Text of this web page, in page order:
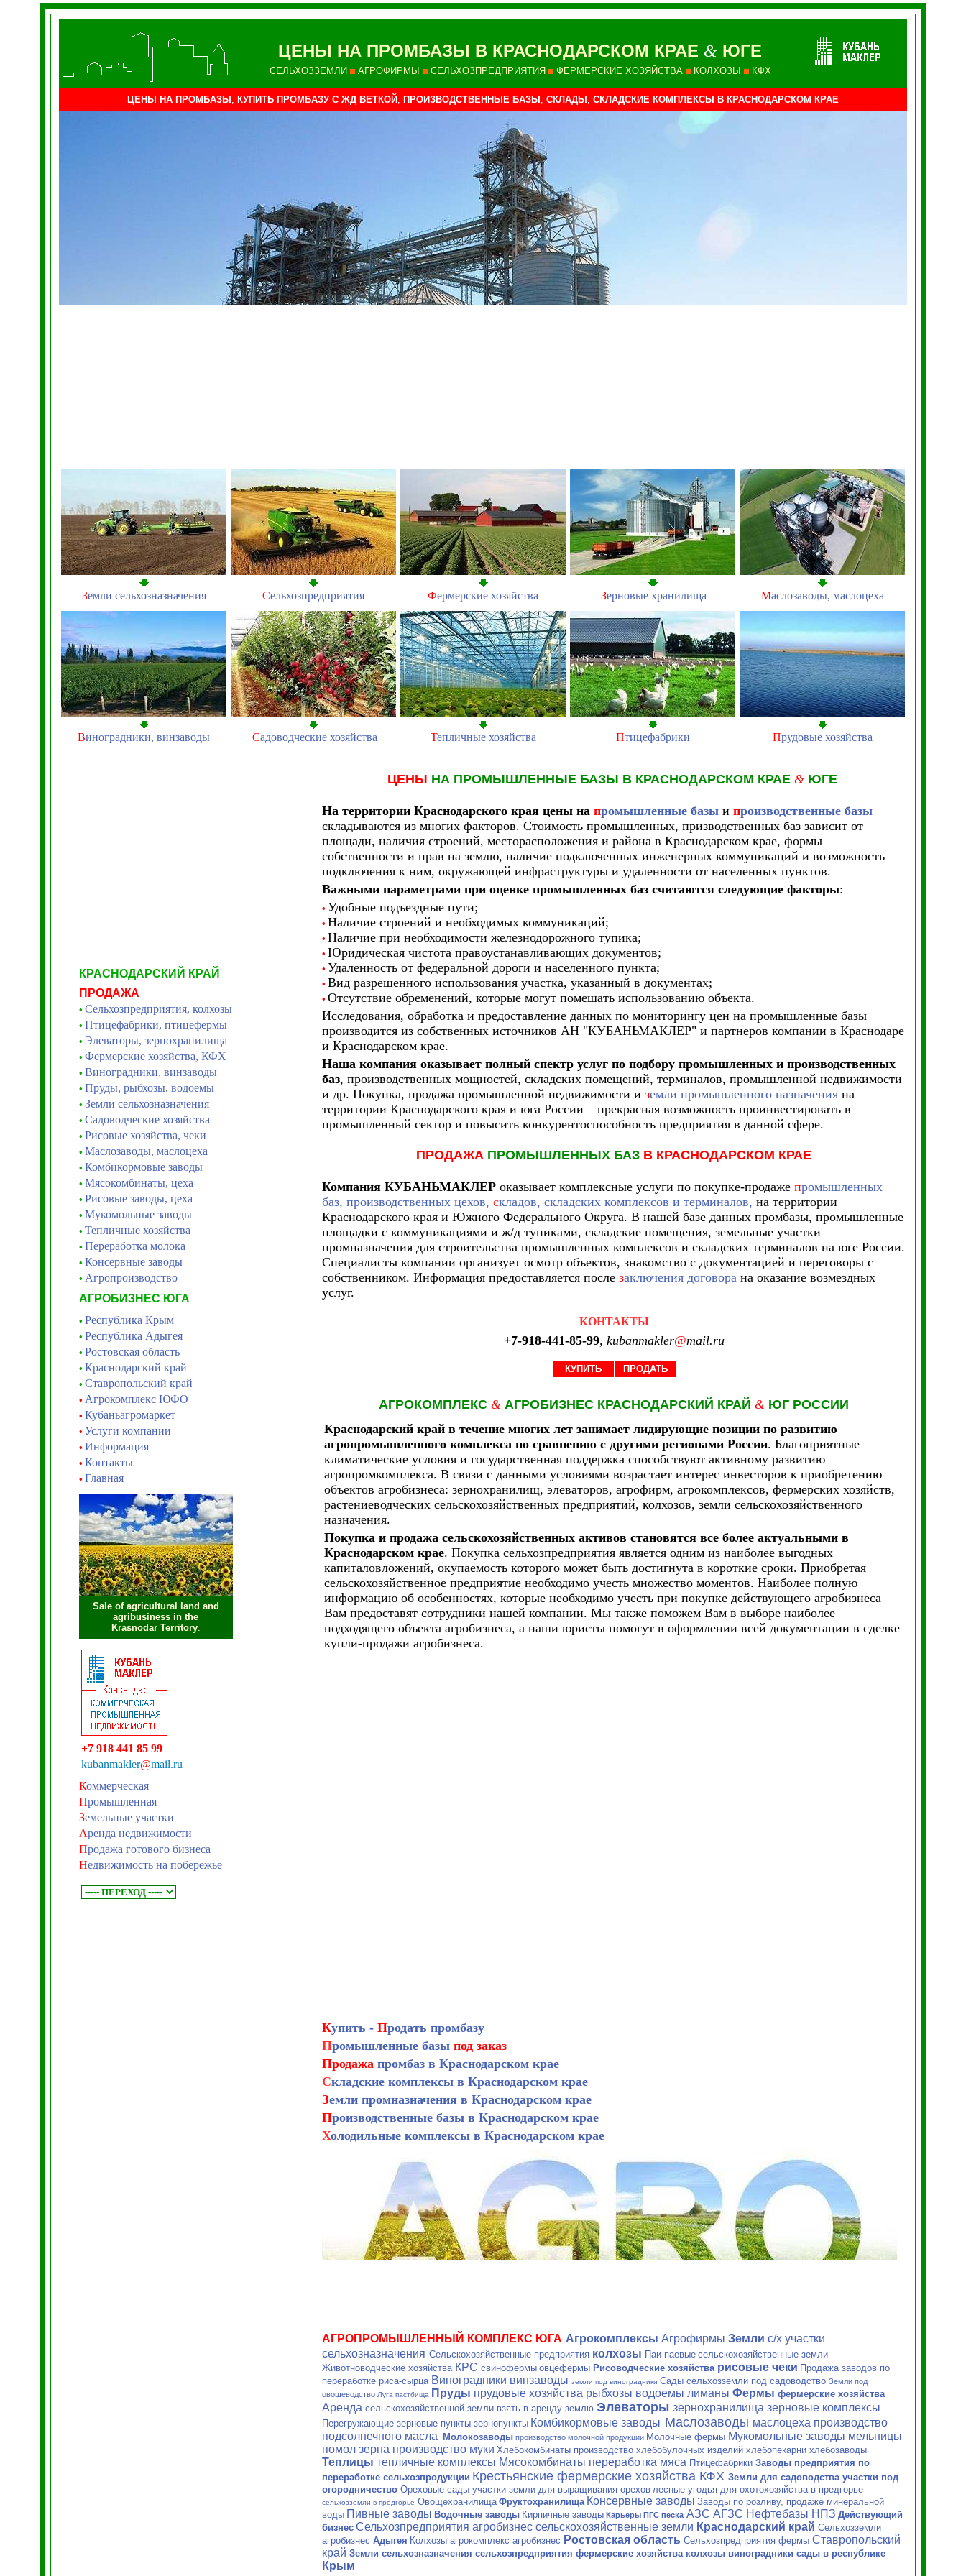
ЦЕНЫ НА ПРОМБАЗЫ В КРАСНОДАРСКОМ КРАЕ & ЮГЕ
СЕЛЬХОЗЗЕМЛИ АГРОФИРМЫ СЕЛЬХОЗПРЕДПРИЯТИЯ ФЕРМЕРСКИЕ ХОЗЯЙСТВА КОЛХОЗЫ КФХ
ЦЕНЫ НА ПРОМБАЗЫ , КУПИТЬ ПРОМБАЗУ С ЖД ВЕТКОЙ , ПРОИЗВОДСТВЕННЫЕ БАЗЫ , СКЛАДЫ , СКЛАДСКИЕ КОМПЛЕКСЫ В КРАСНОДАРСКОМ КРАЕ
Земли сельхозназначения Сельхозпредприятия Фермерские хозяйства Зерновые хранилища Маслозаводы, маслоцеха
Виноградники, винзаводы Садоводческие хозяйства Тепличные хозяйства Птицефабрики Прудовые хозяйства
КРАСНОДАРСКИЙ КРАЙ
ПРОДАЖА
• Сельхозпредприятия, колхозы
• Птицефабрики, птицефермы
• Элеваторы, зернохранилища
• Фермерские хозяйства, КФХ
• Виноградники, винзаводы
• Пруды, рыбхозы, водоемы
• Земли сельхозназначения
• Садоводческие хозяйства
• Рисовые хозяйства, чеки
• Маслозаводы, маслоцеха
• Комбикормовые заводы
• Мясокомбинаты, цеха
• Рисовые заводы, цеха
• Мукомольные заводы
• Тепличные хозяйства
• Переработка молока
• Консервные заводы
• Агропроизводство
АГРОБИЗНЕС ЮГА
• Республика Крым
• Республика Адыгея
• Ростовская область
• Краснодарский край
• Ставропольский край
• Агрокомплекс ЮФО
• Кубаньагромаркет
• Услуги компании
• Информация
• Контакты
• Главная
Sale of agricultural land and
agribusiness in the
Krasnodar Territory.
+7 918 441 85 99
kubanmakler@mail.ru
Коммерческая
Промышленная
Земельные участки
Аренда недвижимости
Продажа готового бизнеса
Недвижимость на побережье
ЦЕНЫ НА ПРОМЫШЛЕННЫЕ БАЗЫ В КРАСНОДАРСКОМ КРАЕ & ЮГЕ
На территории Краснодарского края цены на промышленные базы и производственные базы
складываются из многих факторов. Стоимость промышленных, призводственных баз зависит от
площади, наличия строений, месторасположения и района в Краснодарском крае, формы
собственности и прав на землю, наличие подключенных инженерных коммуникаций и возможность
подключения к ним, окружающей инфраструктуры и удаленности от населенных пунктов.
Важными параметрами при оценке промышленных баз считаются следующие факторы:
• Удобные подъездные пути;
• Наличие строений и необходимых коммуникаций;
• Наличие при необходимости железнодорожного тупика;
• Юридическая чистота правоустанавливающих документов;
• Удаленность от федеральной дороги и населенного пункта;
• Вид разрешенного использования участка, указанный в документах;
• Отсутствие обременений, которые могут помешать использованию объекта.
Исследования, обработка и предоставление данных по мониторингу цен на промышленные базы
производится из собственных источников АН "КУБАНЬМАКЛЕР" и партнеров компании в Краснодаре
и Краснодарском крае.
Наша компания оказывает полный спектр услуг по подбору промышленных и производственных
баз, производственных мощностей, складских помещений, терминалов, промышленной недвижимости
и др. Покупка, продажа промышленной недвижимости и земли промышленного назначения на
территории Краснодарского края и юга России – прекрасная возможность проинвестировать в
промышленный сектор и повысить конкурентоспособность предприятия в данной сфере.
ПРОДАЖА ПРОМЫШЛЕННЫХ БАЗ В КРАСНОДАРСКОМ КРАЕ
Компания КУБАНЬМАКЛЕР оказывает комплексные услуги по покупке-продаже промышленных
баз, производственных цехов, складов, складских комплексов и терминалов, на территории
Краснодарского края и Южного Федерального Округа. В нашей базе данных промбазы, промышленные
площадки с коммуникациями и ж/д тупиками, складские помещения, земельные участки
промназначения для строительства промышленных комплексов и складских терминалов на юге России.
Специалисты компании организует осмотр объектов, знакомство с документацией и переговоры с
собственником. Информация предоставляется после заключения договора на оказание возмездных
услуг.
КОНТАКТЫ
+7-918-441-85-99, kubanmakler@mail.ru
КУПИТЬ ПРОДАТЬ
АГРОКОМПЛЕКС & АГРОБИЗНЕС КРАСНОДАРСКИЙ КРАЙ & ЮГ РОССИИ
Краснодарский край в течение многих лет занимает лидирующие позиции по развитию
агропромышленного комплекса по сравнению с другими регионами России. Благоприятные
климатические условия и государственная поддержка способствуют активному развитию
агропромкомплекса. В связи с данными условиями возрастает интерес инвесторов к приобретению
объектов агробизнеса: зернохранилищ, элеваторов, агрофирм, агрокомплексов, фермерских хозяйств,
растениеводческих сельскохозяйственных предприятий, колхозов, земли сельскохозяйственного
назначения.
Покупка и продажа сельскохозяйственных активов становятся все более актуальными в
Краснодарском крае. Покупка сельхозпредприятия является одним из наиболее выгодных
капиталовложений, окупаемость которого может быть достигнута в короткие сроки. Приобретая
сельскохозяйственное предприятие необходимо учесть множество моментов. Наиболее полную
информацию об особенностях, которые необходимо учесть при покупке действующего агробизнеса
Вам предоставят сотрудники нашей компании. Мы также поможем Вам в выборе наиболее
подходящего объекта агробизнеса, а наши юристы помогут в оформлении всей документации в сделке
купли-продажи агробизнеса.
Купить - Продать промбазу
Промышленные базы под заказ
Продажа промбаз в Краснодарском крае
Складские комплексы в Краснодарском крае
Земли промназначения в Краснодарском крае
Производственные базы в Краснодарском крае
Холодильные комплексы в Краснодарском крае
АГРОПРОМЫШЛЕННЫЙ КОМПЛЕКС ЮГА Агрокомплексы Агрофирмы Земли с/х участки
сельхозназначения Сельскохозяйственные предприятия колхозы Паи паевые сельскохозяйственные земли
Животноводческие хозяйства КРС свинофермы овцефермы Рисоводческие хозяйства рисовые чеки Продажа заводов по
переработке риса-сырца Виноградники винзаводы земли под виноградники Сады сельхозземли под садоводство Земли под
овощеводство Луга пастбища Пруды прудовые хозяйства рыбхозы водоемы лиманы Фермы фермерские хозяйства
Аренда сельскохозяйственной земли взять в аренду землю Элеваторы зернохранилища зерновые комплексы
Перегружающие зерновые пункты зернопункты Комбикормовые заводы Маслозаводы маслоцеха производство
подсолнечного масла
Молокозаводы производство молочной продукции Молочные фермы Мукомольные заводы мельницы
помол зерна производство муки Хлебокомбинаты производство хлебобулочных изделий хлебопекарни хлебозаводы
Теплицы тепличные комплексы Мясокомбинаты переработка мяса Птицефабрики Заводы предприятия по
переработке сельхозпродукции Крестьянские фермерские хозяйства КФХ Земли для садоводства участки под
огородничество Ореховые сады участки земли для выращивания орехов лесные угодья для охотохозяйства в предгорье
сельхозземли в предгорье Овощехранилища Фруктохранилища Консервные заводы Заводы по розливу, продаже минеральной
воды Пивные заводы Водочные заводы Кирпичные заводы Карьеры ПГС песка АЗС АГЗС Нефтебазы НПЗ Действующий
бизнес Сельхозпредприятия агробизнес сельскохозяйственные земли Краснодарский край Сельхозземли
агробизнес Адыгея Колхозы агрокомплекс агробизнес Ростовская область Сельхозпредприятия фермы Ставропольский
край Земли сельхозназначения сельхозпредприятия фермерские хозяйства колхозы виноградники сады в республике
Крым